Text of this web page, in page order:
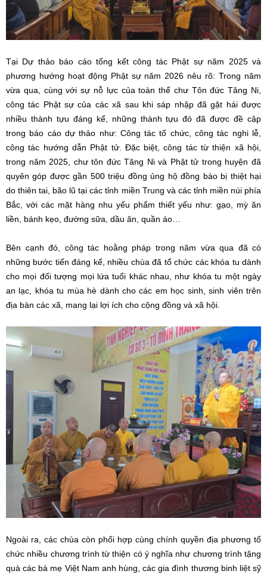
Tại Dự thảo báo cáo tổng kết công tác Phật sự năm 2025 và
phương hướng hoạt động Phật sự năm 2026 nêu rõ: Trong năm
vừa qua, cùng với sự nỗ lực của toàn thể chư Tôn đức Tăng Ni,
công tác Phật sự của các xã sau khi sáp nhập đã gặt hái được
nhiều thành tựu đáng kể, những thành tựu đó đã được đề cập
trong báo cáo dự thảo như: Công tác tổ chức, công tác nghi lễ,
công tác hướng dẫn Phật tử. Đặc biệt, công tác từ thiện xã hội,
trong năm 2025, chư tôn đức Tăng Ni và Phật tử trong huyện đã
quyên góp được gần 500 triệu đồng ủng hộ đồng bào bị thiệt hại
do thiên tai, bão lũ tại các tỉnh miền Trung và các tỉnh miền núi phía
Bắc, với các mặt hàng nhu yếu phẩm thiết yếu như: gạo, mỳ ăn
liền, bánh kẹo, đường sữa, dầu ăn, quần áo…
Bên cạnh đó, công tác hoằng pháp trong năm vừa qua đã có
những bước tiến đáng kể, nhiều chùa đã tổ chức các khóa tu dành
cho mọi đối tượng mọi lứa tuổi khác nhau, như khóa tu một ngày
an lạc, khóa tu mùa hè dành cho các em học sinh, sinh viên trên
địa bàn các xã, mang lại lợi ích cho cộng đồng và xã hội.
Ngoài ra, các chùa còn phối hợp cùng chính quyền địa phương tổ
chức nhiều chương trình từ thiện có ý nghĩa như chương trình tặng
quà các bà mẹ Việt Nam anh hùng, các gia đình thương binh liệt sỹ